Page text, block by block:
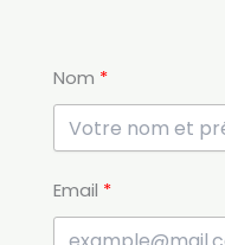
Nom
Email